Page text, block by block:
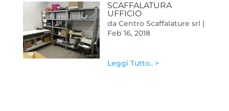
SCAFFALATURA
UFFICIO
da Centro Scaffalature srl |
Feb 16, 2018
Leggi Tutto.. >